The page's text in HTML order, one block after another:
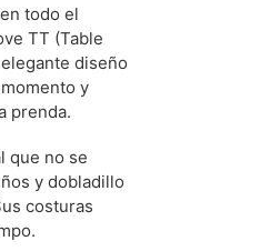
todo el
TT (Table
diseño
y
prenda.
que no se
y dobladillo
costuras